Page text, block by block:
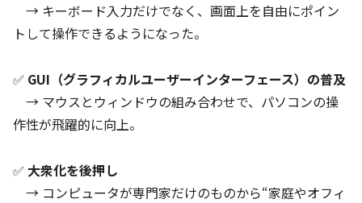
→ キーボード入力だけでなく、画面上を自由にポイン
トして操作できるようになった。
✅ GUI（グラフィカルユーザーインターフェース）の普及
→ マウスとウィンドウの組み合わせで、パソコンの操
作性が飛躍的に向上。
✅ 大衆化を後押し
→ コンピュータが専門家だけのものから“家庭やオフィ